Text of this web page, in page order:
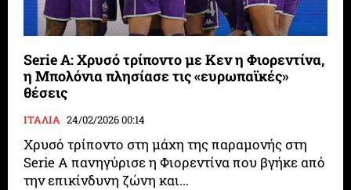
Serie A: Χρυσό τρίποντο με Κεν η Φιορεντίνα,
η Μπολόνια πλησίασε τις «ευρωπαϊκές»
θέσεις
ΙΤΑΛΙΑ 24/02/2026 00:14
Χρυσό τρίποντο στη μάχη της παραμονής στη
Serie A πανηγύρισε η Φιορεντίνα που βγήκε από
την επικίνδυνη ζώνη και...